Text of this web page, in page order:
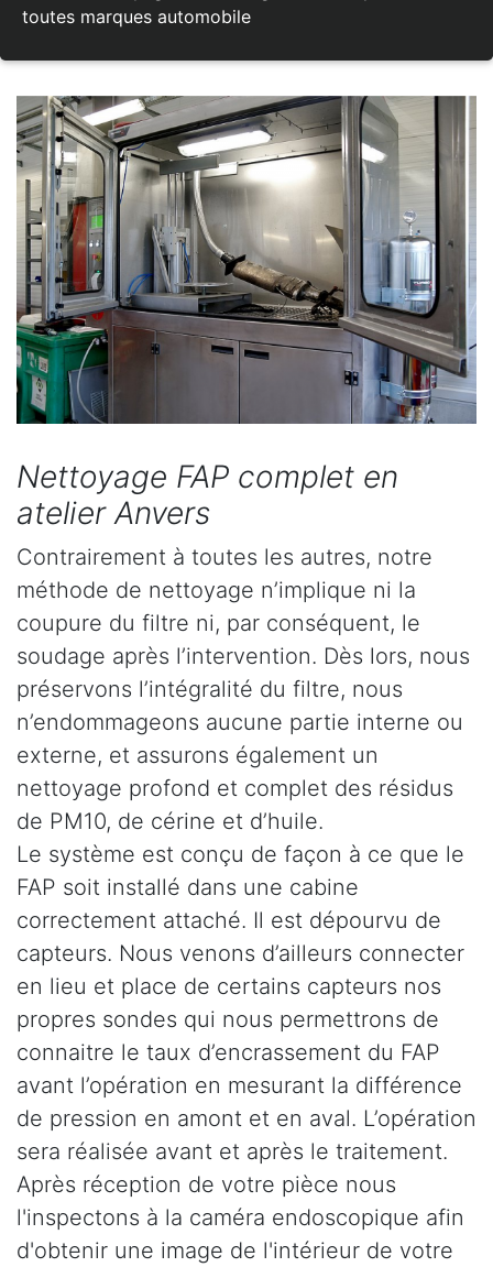
toutes marques automobile
Nettoyage FAP complet en
atelier Anvers
Contrairement à toutes les autres, notre
méthode de nettoyage n’implique ni la
coupure du filtre ni, par conséquent, le
soudage après l’intervention. Dès lors, nous
préservons l’intégralité du filtre, nous
n’endommageons aucune partie interne ou
externe, et assurons également un
nettoyage profond et complet des résidus
de PM10, de cérine et d’huile.
Le système est conçu de façon à ce que le
FAP soit installé dans une cabine
correctement attaché. Il est dépourvu de
capteurs. Nous venons d’ailleurs connecter
en lieu et place de certains capteurs nos
propres sondes qui nous permettrons de
connaitre le taux d’encrassement du FAP
avant l’opération en mesurant la différence
de pression en amont et en aval. L’opération
sera réalisée avant et après le traitement.
Après réception de votre pièce nous
l'inspectons à la caméra endoscopique afin
d'obtenir une image de l'intérieur de votre